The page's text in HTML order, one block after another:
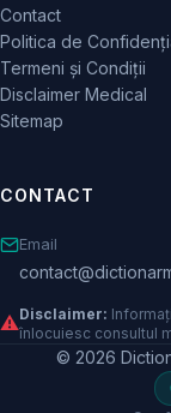
Contact
Politica de
Termeni și Condiții
Disclaimer Medical
Sitemap
CONTACT
Email
⚠️Disclaimer:
înlocuiesc consultul
© 2026